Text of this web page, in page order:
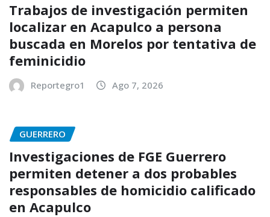
Trabajos de investigación permiten
localizar en Acapulco a persona
buscada en Morelos por tentativa de
feminicidio
Reportegro1 Ago 7, 2026
GUERRERO
Investigaciones de FGE Guerrero
permiten detener a dos probables
responsables de homicidio calificado
en Acapulco